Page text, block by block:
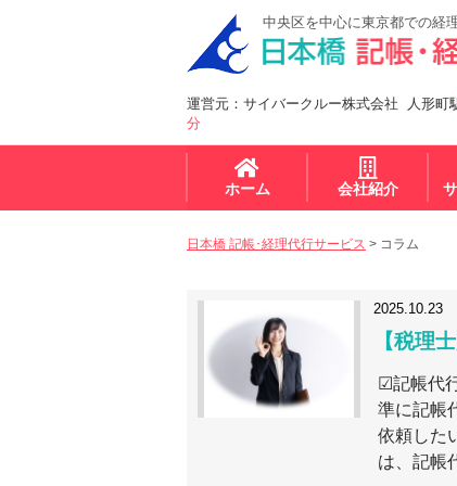
中央区を中心に東京都での経
運営元：サイバークルー株式会社 人形町
分
ホーム 会社紹介
日本橋 記帳･経理代行サービス > コラム
2025.10.23
【税理
☑記帳代
準に記帳
依頼した
は、記帳